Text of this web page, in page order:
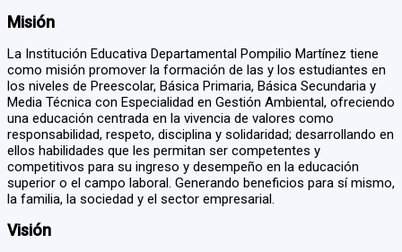
Misión
La Institución Educativa Departamental Pompilio Martínez tiene
como misión promover la formación de las y los estudiantes en
los niveles de Preescolar, Básica Primaria, Básica Secundaria y
Media Técnica con Especialidad en Gestión Ambiental, ofreciendo
una educación centrada en la vivencia de valores como
responsabilidad, respeto, disciplina y solidaridad; desarrollando en
ellos habilidades que les permitan ser competentes y
competitivos para su ingreso y desempeño en la educación
superior o el campo laboral. Generando beneficios para sí mismo,
la familia, la sociedad y el sector empresarial.
Visión